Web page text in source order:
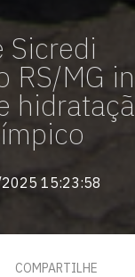
Sicredi
RS/MG
15:23:58
COMPARTILHE